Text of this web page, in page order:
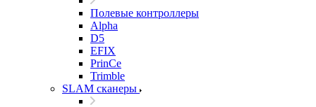
Полевые контроллеры
Alpha
D5
EFIX
PrinCe
Trimble
SLAM сканеры